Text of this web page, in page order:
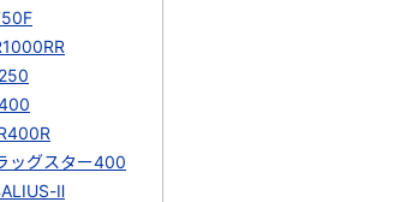
ッグスター400
Ⅱ